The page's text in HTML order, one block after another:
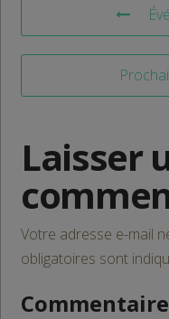
Laisser
Votre adresse e-mail
obligatoires sont